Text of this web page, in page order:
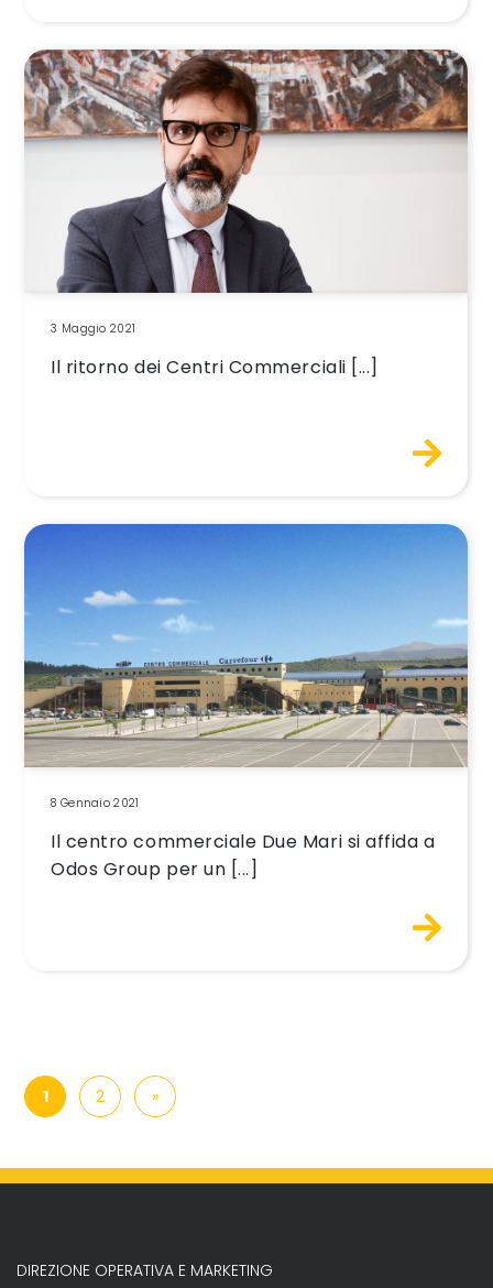
3 Maggio 2021
Il ritorno dei Centri Commerciali [...]
8 Gennaio 2021
Il centro commerciale Due Mari si affida a
Odos Group per un [...]
Navigazione degli articoli
1 2 »
DIREZIONE OPERATIVA E MARKETING